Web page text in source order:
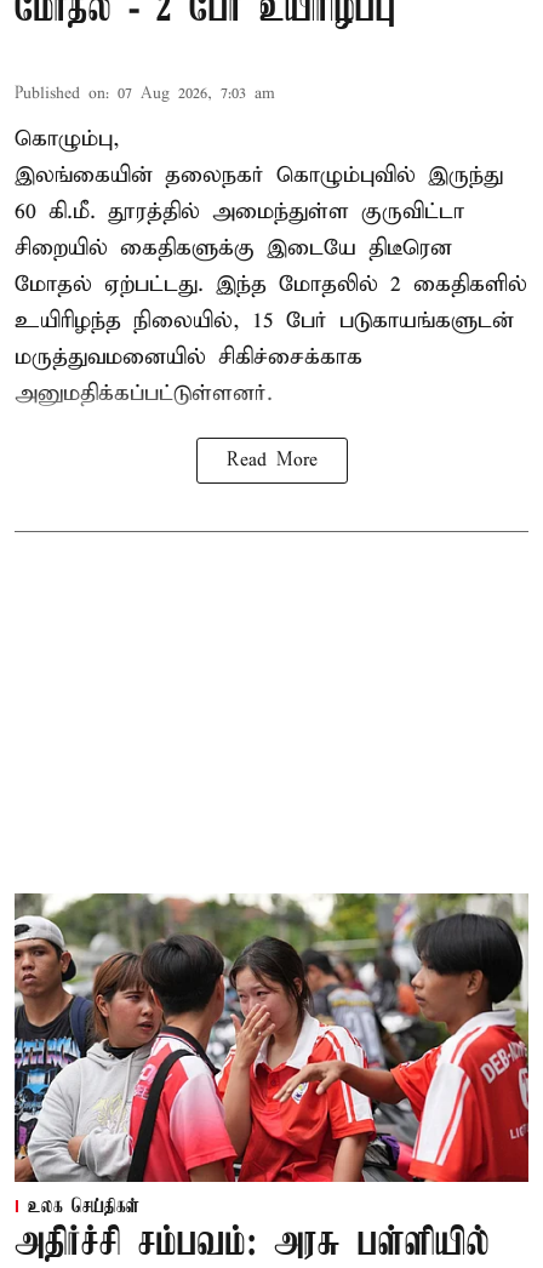
மோதல் - 2 பேர் உயிரிழப்பு
Published on: 07 Aug 2026, 7:03 am
கொழும்பு,
இலங்கையின் தலைநகர் கொழும்புவில் இருந்து
60 கி.மீ. தூரத்தில் அமைந்துள்ள குருவிட்டா
சிறையில் கைதிகளுக்கு இடையே திடீரென
மோதல் ஏற்பட்டது. இந்த மோதலில் 2 கைதிகளில்
உயிரிழந்த நிலையில், 15 பேர் படுகாயங்களுடன்
மருத்துவமனையில் சிகிச்சைக்காக
அனுமதிக்கப்பட்டுள்ளனர்.
Read More
உலக செய்திகள்
அதிர்ச்சி சம்பவம்: அரசு பள்ளியில்